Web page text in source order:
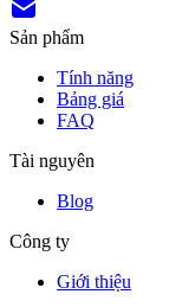
Sản phẩm
Tính năng
Bảng giá
FAQ
Tài nguyên
Blog
Công ty
Giới thiệu